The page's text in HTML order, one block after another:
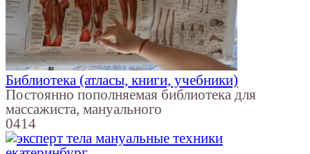
Библиотека (атласы, книги, учебники)
Постоянно пополняемая библиотека для
массажиста, мануального
0414